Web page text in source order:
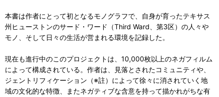
本書は作者にとって初となるモノグラフで、自身が育ったテキサス
州ヒューストンのサード・ワード（Third Ward、第3区）の人々や
モノ、そして日々の生活が営まれる環境を記録した。
現在も進行中のこのプロジェクトは、10,000枚以上のネガフィルム
によって構成されている。作者は、見落とされたコミュニティや、
ジェントリフィケーション（※註）によって徐々に消されていく地
域の文化的な特徴、またネガティブな含意を持って描かれがちな有